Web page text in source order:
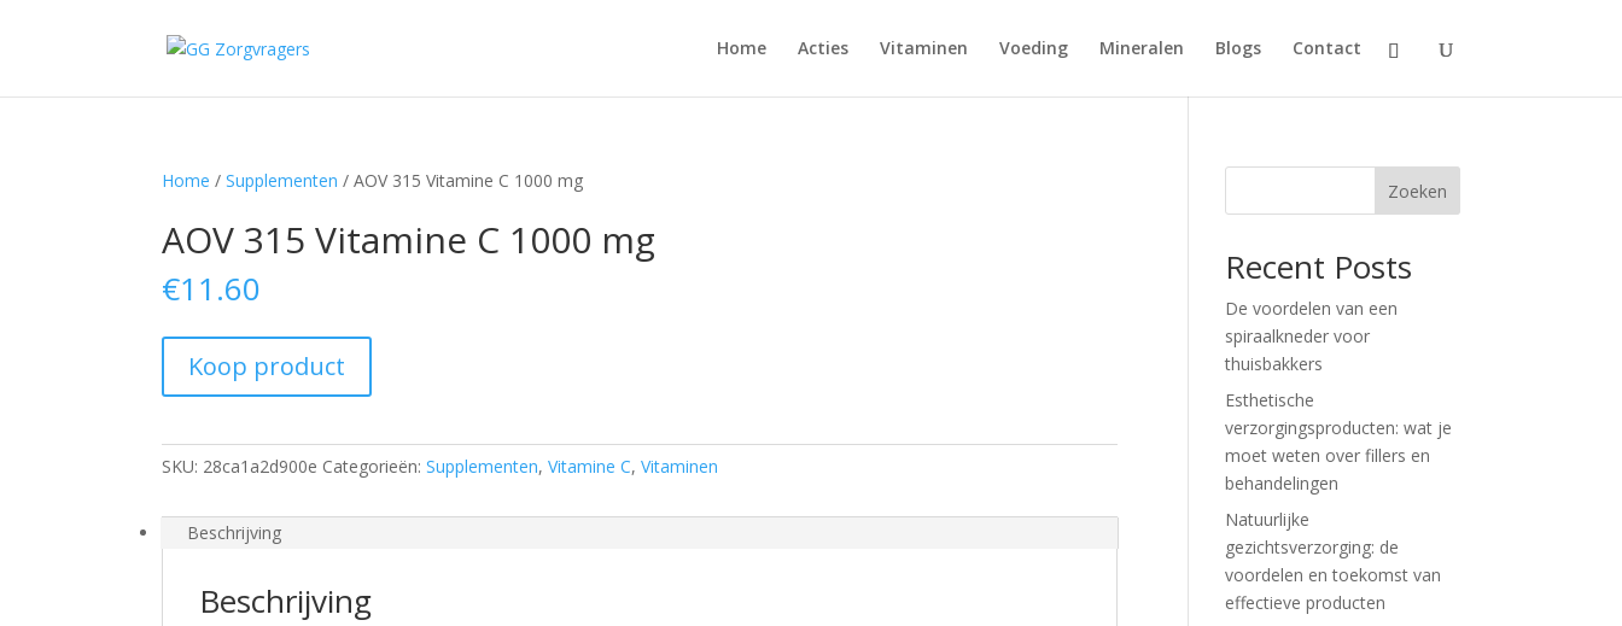
Home Acties Vitaminen Voeding Mineralen Blogs Contact
Home /Supplementen / AOV 315 Vitamine C 1000 mg
AOV 315 Vitamine C 1000 mg
€11.60
Koop product
SKU: 28ca1a2d900e Categorieën:Supplementen,Vitamine C,Vitaminen
Beschrijving
Beschrijving
Zoeken
Recent Posts
De voordelen van een
spiraalkneder voor
thuisbakkers
Esthetische
verzorgingsproducten: wat je
moet weten over fillers en
behandelingen
Natuurlijke
gezichtsverzorging: de
voordelen en toekomst van
effectieve producten